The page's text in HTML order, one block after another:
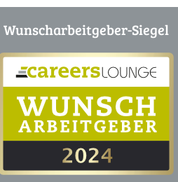
Wunscharbeitgeber-Siegel